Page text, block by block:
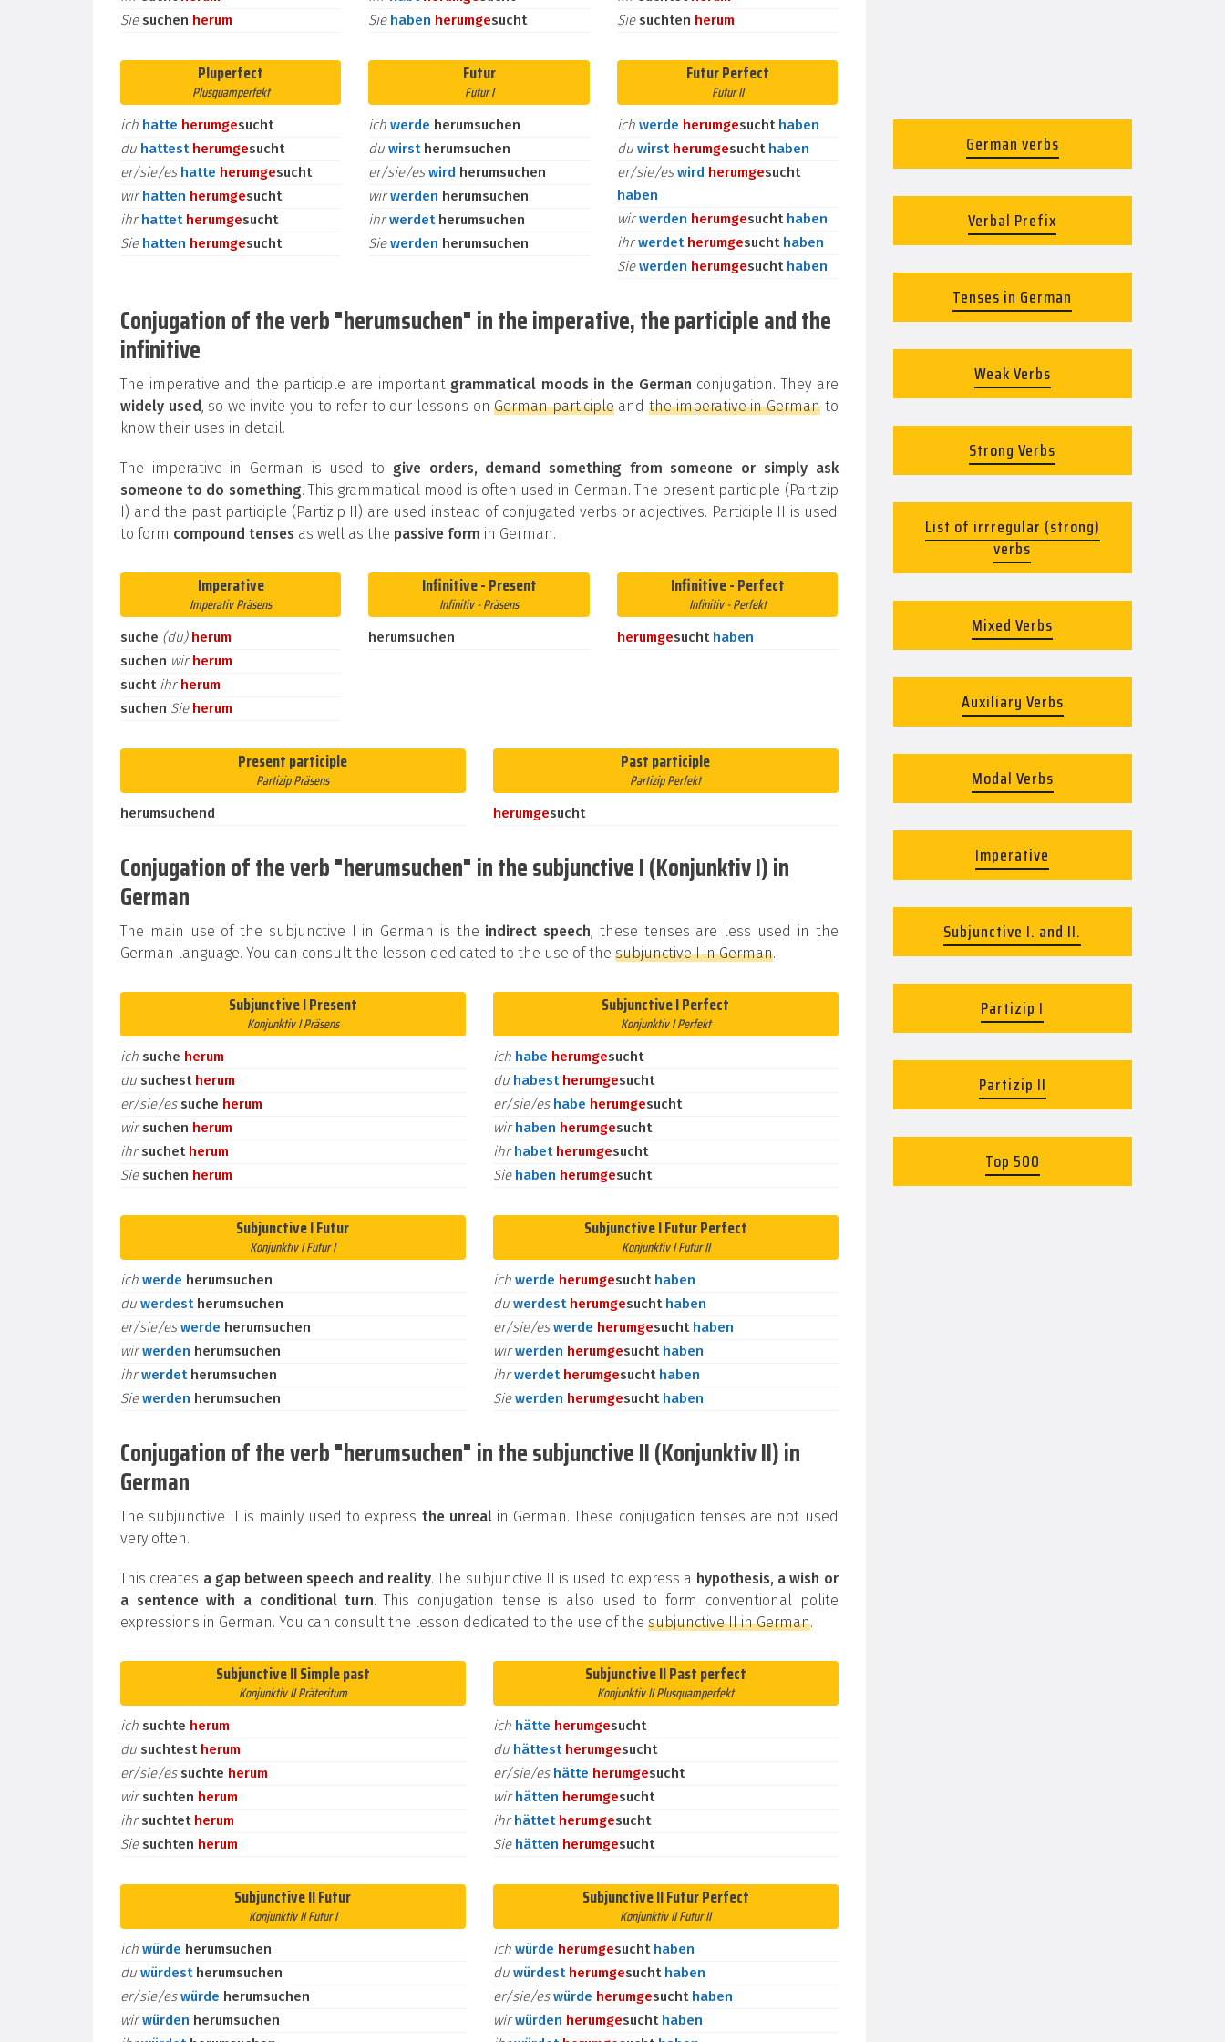
Sie suchen herum
Sie haben herumgesucht
Sie suchten herum
Pluperfect
Plusquamperfekt
ich hatte herumgesucht
du hattest herumgesucht
er/sie/es hatte herumgesucht
wirhatten herumgesucht
ihrhattet herumgesucht
Sie hatten herumgesucht
Futur
Futur I
ichwerde herumsuchen
duwirst herumsuchen
er/sie/eswird herumsuchen
wirwerden herumsuchen
ihrwerdet herumsuchen
Siewerden herumsuchen
Futur Perfect
Futur II
ich werde herumgesucht haben
du wirst herumgesucht haben
er/sie/eswird herumgesucht
haben
wirwerden herumgesucht haben
ihrwerdet herumgesucht haben
Siewerden herumgesucht haben
Conjugation of the verb "herumsuchen" in the imperative, the participle and the
infinitive
The imperative and the participle are important grammatical moods in the German conjugation. They are
widely used, so we invite you to refer to our lessons onGerman participleandthe imperative in Germanto
know their uses in detail.
The imperative in German is used to give orders, demand something from someone or simply ask
someone to do something. This grammatical mood is often used in German. The present participle (Partizip
I) and the past participle (Partizip II) are used instead of conjugated verbs or adjectives. Participle II is used
to form compound tenses as well as the passive form in German.
Imperative
Imperativ Präsens
suche (du) herum
suchen wirherum
sucht ihrherum
suchen Sie herum
Infinitive - Present
Infinitiv - Präsens
herumsuchen
Infinitive - Perfect
Infinitiv - Perfekt
herumgesucht haben
Present participle
Partizip Präsens
herumsuchend
Past participle
Partizip Perfekt
herumgesucht
Conjugation of the verb "herumsuchen" in the subjunctive I (Konjunktiv I) in
German
The main use of the subjunctive I in German is the indirect speech, these tenses are less used in the
German language. You can consult the lesson dedicated to the use of the subjunctive I in German.
Subjunctive I Present
Konjunktiv I Präsens
ich suche herum
du suchest herum
er/sie/es suche herum
wirsuchen herum
ihrsuchet herum
Sie suchen herum
Subjunctive I Perfect
Konjunktiv I Perfekt
ich habe herumgesucht
du habest herumgesucht
er/sie/es habe herumgesucht
wirhaben herumgesucht
ihrhabet herumgesucht
Sie haben herumgesucht
Subjunctive I Futur
Konjunktiv I Futur I
ich werde herumsuchen
du werdest herumsuchen
er/sie/eswerde herumsuchen
wirwerden herumsuchen
ihrwerdet herumsuchen
Siewerden herumsuchen
Subjunctive I Futur Perfect
Konjunktiv I Futur II
ich werde herumgesucht haben
du werdest herumgesucht haben
er/sie/eswerde herumgesucht haben
wirwerden herumgesucht haben
ihrwerdet herumgesucht haben
Siewerden herumgesucht haben
Conjugation of the verb "herumsuchen" in the subjunctive II (Konjunktiv II) in
German
The subjunctive II is mainly used to express the unrealin German. These conjugation tenses are not used
very often.
This creates a gap between speech and reality. The subjunctive II is used to express a hypothesis, a wish or
a sentence with a conditional turn. This conjugation tense is also used to form conventional polite
expressions in German. You can consult the lesson dedicated to the use of the subjunctive II in German.
Subjunctive II Simple past
Konjunktiv II Präteritum
ich suchte herum
du suchtest herum
er/sie/es suchte herum
wirsuchten herum
ihrsuchtet herum
Sie suchten herum
Subjunctive II Past perfect
Konjunktiv II Plusquamperfekt
ich hätte herumgesucht
du hättest herumgesucht
er/sie/es hätte herumgesucht
wirhätten herumgesucht
ihrhättet herumgesucht
Sie hätten herumgesucht
Subjunctive II Futur
Konjunktiv II Futur I
ich würde herumsuchen
du würdest herumsuchen
er/sie/eswürde herumsuchen
wirwürden herumsuchen
Subjunctive II Futur Perfect
Konjunktiv II Futur II
ich würde herumgesucht haben
du würdest herumgesucht haben
er/sie/eswürde herumgesucht haben
wirwürden herumgesucht haben
German verbs
Verbal Prefix
Tenses in German
Weak Verbs
Strong Verbs
List of irrregular (strong)
verbs
Mixed Verbs
Auxiliary Verbs
Modal Verbs
Imperative
Subjunctive I. and II.
Partizip I
Partizip II
Top 500